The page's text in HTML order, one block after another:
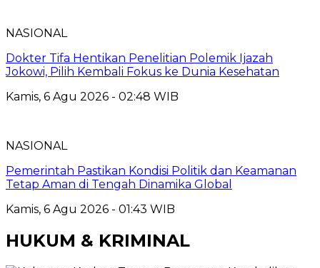
NASIONAL
Dokter Tifa Hentikan Penelitian Polemik Ijazah
Jokowi, Pilih Kembali Fokus ke Dunia Kesehatan
Kamis, 6 Agu 2026 - 02:48 WIB
NASIONAL
Pemerintah Pastikan Kondisi Politik dan Keamanan
Tetap Aman di Tengah Dinamika Global
Kamis, 6 Agu 2026 - 01:43 WIB
HUKUM & KRIMINAL